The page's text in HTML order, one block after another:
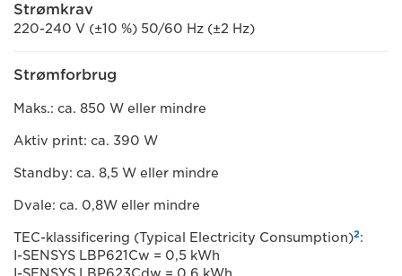
Strømkrav
220-240 V (±10 %) 50/60 Hz (±2 Hz)
Strømforbrug
Maks.: ca. 850 W eller mindre
Aktiv print: ca. 390 W
Standby: ca. 8,5 W eller mindre
Dvale: ca. 0,8W eller mindre
TEC-klassificering (Typical Electricity Consumption)2:
I-SENSYS LBP621Cw = 0,5 kWh